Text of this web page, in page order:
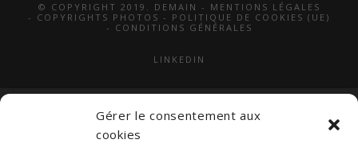
Gérer le consentement aux
cookies
© COPYRIGHT 2019. DEMAIN - MENTIONS LÉGALES
- COPYRIGHTS PHOTOS - POLITIQUE DE COOKIES (UE)
- CONDITIONS GÉNÉRALES
LINKEDIN